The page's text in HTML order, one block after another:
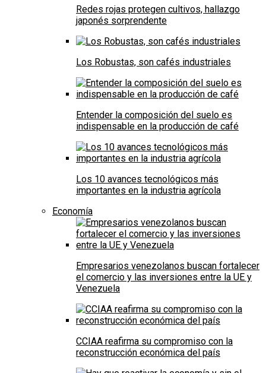
Redes rojas protegen cultivos, hallazgo
japonés sorprendente
Los Robustas, son cafés industriales
Entender la composición del suelo es
indispensable en la producción de café
Los 10 avances tecnológicos más
importantes en la industria agrícola
Economía
Empresarios venezolanos buscan fortalecer
el comercio y las inversiones entre la UE y
Venezuela
CCIAA reafirma su compromiso con la
reconstrucción económica del país